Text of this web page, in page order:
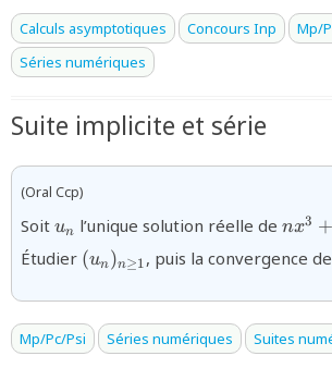
Calculs asymptotiques Concours Inp
Mp/
Séries numériques
Suite implicite et série
(Oral Ccp)
Soit u_n
un l’unique solution réelle de nx3 +
Étudier {(u_{n})_{n\ge1}}
(un )n≥1 , puis la convergence de
Mp/Pc/Psi Séries numériques Suites